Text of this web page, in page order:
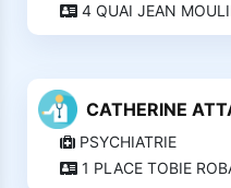
4 QUAI JEAN
CATHERINE
PSYCHIATRIE
1 PLACE TOBIE